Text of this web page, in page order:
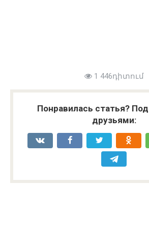
1 446դիտում
Понравилась статья?
друзьями: